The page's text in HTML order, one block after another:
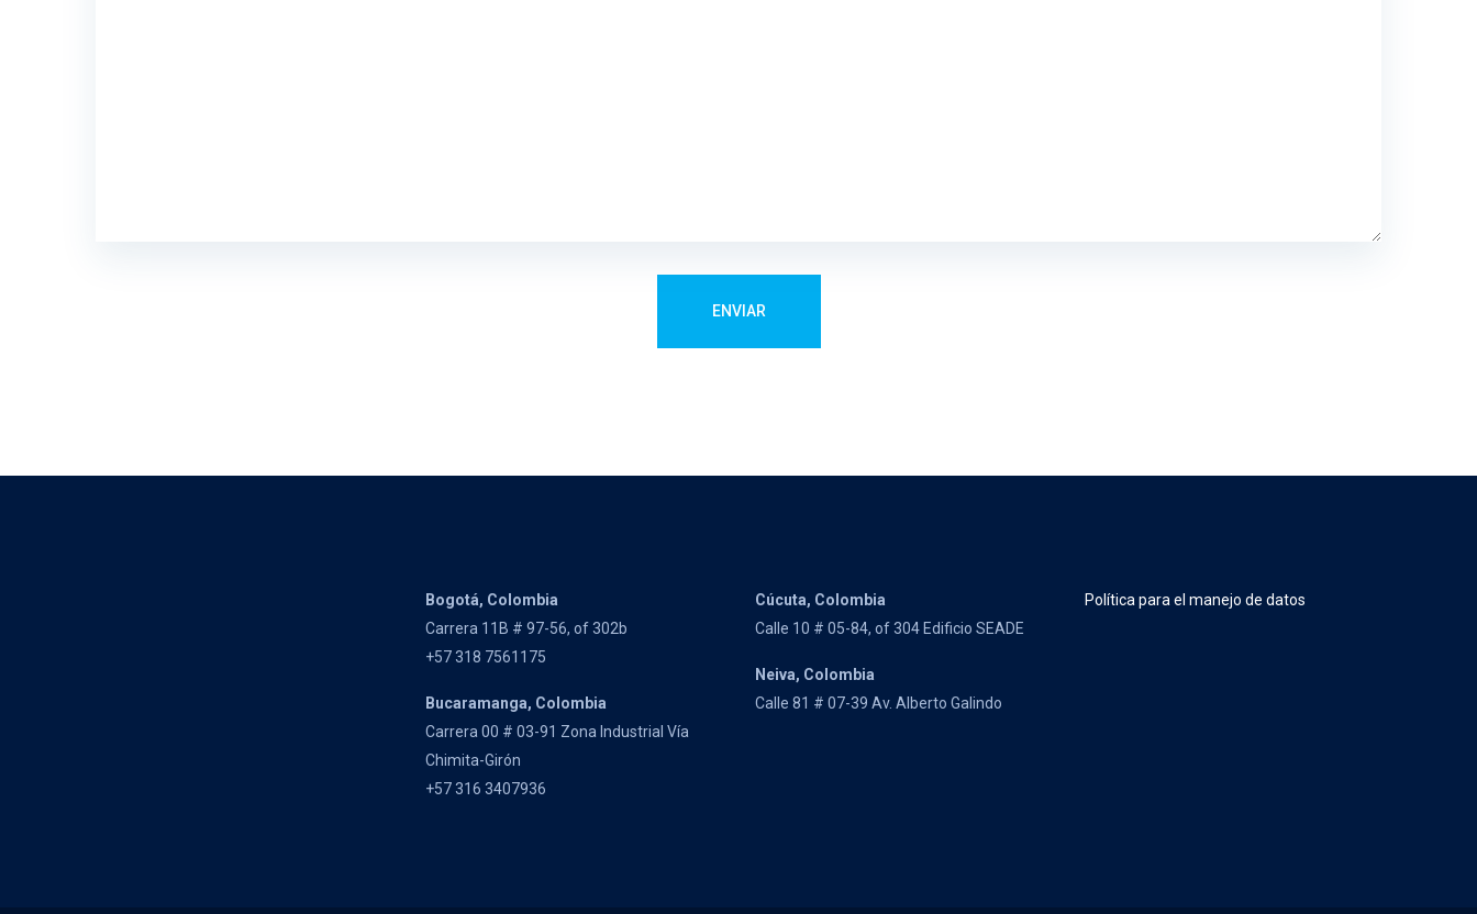
Bogotá, Colombia
Carrera 11B # 97-56, of 302b
+57 318 7561175
Bucaramanga, Colombia
Carrera 00 # 03-91 Zona Industrial Vía
Chimita-Girón
+57 316 3407936
Cúcuta, Colombia
Calle 10 # 05-84, of 304 Edificio SEADE
Neiva, Colombia
Calle 81 # 07-39 Av. Alberto Galindo
Política para el manejo de datos